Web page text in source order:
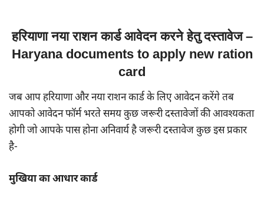
हरियाणा नया राशन कार्ड आवेदन करने हेतु दस्तावेज –
Haryana documents to apply new ration
card
जब आप हरियाणा और नया राशन कार्ड के लिए आवेदन करेंगे तब
आपको आवेदन फॉर्म भरते समय कुछ जरूरी दस्तावेजों की आवश्यकता
होगी जो आपके पास होना अनिवार्य है जरूरी दस्तावेज कुछ इस प्रकार
है-
मुखिया का आधार कार्ड